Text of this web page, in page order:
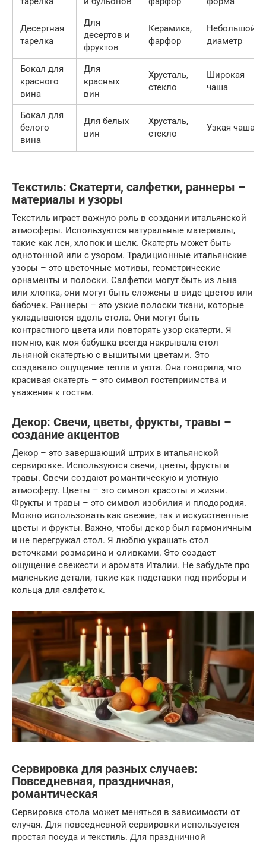
Десертная
тарелка
Для
десертов и
фруктов
Керамика,
фарфор
Небольшой
диаметр
Бокал для
красного
вина
Для
красных
вин
Хрусталь,
стекло
Широкая
чаша
Бокал для
белого
вина
Для белых
вин
Хрусталь,
стекло
Узкая чаша
Текстиль: Скатерти, салфетки, раннеры –
материалы и узоры
Текстиль играет важную роль в создании итальянской
атмосферы. Используются натуральные материалы,
такие как лен, хлопок и шелк. Скатерть может быть
однотонной или с узором. Традиционные итальянские
узоры – это цветочные мотивы, геометрические
орнаменты и полоски. Салфетки могут быть из льна
или хлопка, они могут быть сложены в виде цветов или
бабочек. Раннеры – это узкие полоски ткани, которые
укладываются вдоль стола. Они могут быть
контрастного цвета или повторять узор скатерти. Я
помню, как моя бабушка всегда накрывала стол
льняной скатертью с вышитыми цветами. Это
создавало ощущение тепла и уюта. Она говорила, что
красивая скатерть – это символ гостеприимства и
уважения к гостям.
Декор: Свечи, цветы, фрукты, травы –
создание акцентов
Декор – это завершающий штрих в итальянской
сервировке. Используются свечи, цветы, фрукты и
травы. Свечи создают романтическую и уютную
атмосферу. Цветы – это символ красоты и жизни.
Фрукты и травы – это символ изобилия и плодородия.
Можно использовать как свежие, так и искусственные
цветы и фрукты. Важно, чтобы декор был гармоничным
и не перегружал стол. Я люблю украшать стол
веточками розмарина и оливками. Это создает
ощущение свежести и аромата Италии. Не забудьте про
маленькие детали, такие как подставки под приборы и
кольца для салфеток.
Сервировка для разных случаев:
Повседневная, праздничная,
романтическая
Сервировка стола может меняться в зависимости от
случая. Для повседневной сервировки используется
простая посуда и текстиль. Для праздничной